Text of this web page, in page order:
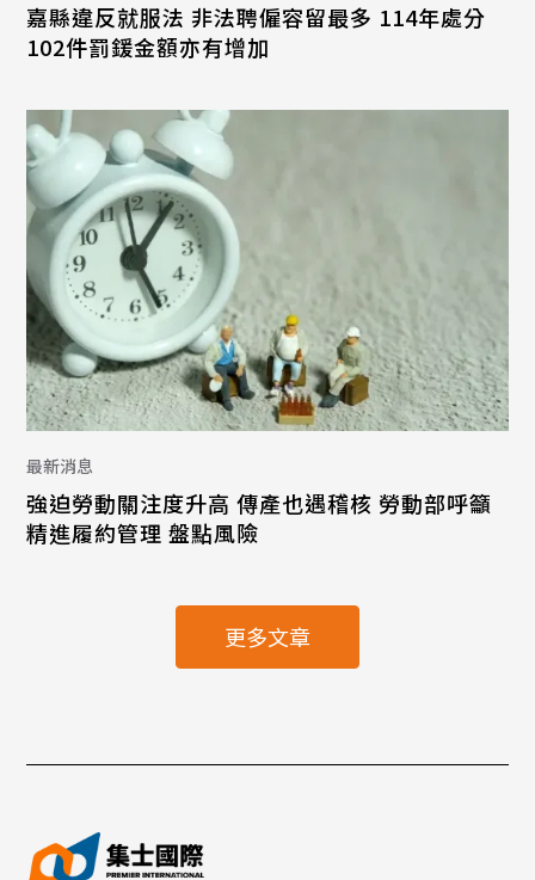
嘉縣違反就服法 非法聘僱容留最多 114年處分
102件罰鍰金額亦有增加
最新消息
強迫勞動關注度升高 傳產也遇稽核 勞動部呼籲
精進履約管理 盤點風險
更多文章